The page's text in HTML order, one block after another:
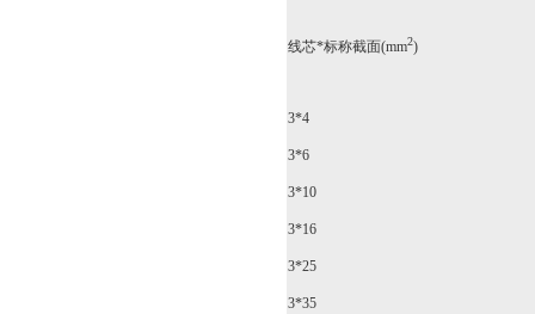
线芯*标称截面(mm2)
3*4
3*6
3*10
3*16
3*25
3*35